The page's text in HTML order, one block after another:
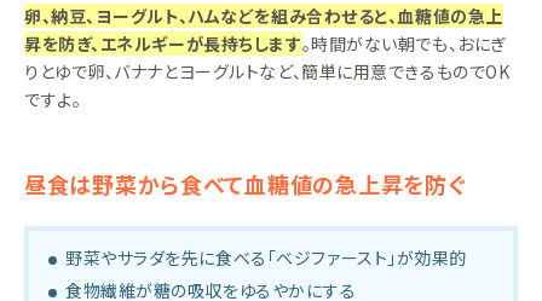
卵、納豆、ヨーグルト、ハムなどを組み合わせると、血糖値の急上
昇を防ぎ、エネルギーが長持ちします。時間がない朝でも、おにぎ
りとゆで卵、バナナとヨーグルトなど、簡単に用意できるものでOK
ですよ。
昼食は野菜から食べて血糖値の急上昇を防ぐ
野菜やサラダを先に食べる「ベジファースト」が効果的
食物繊維が糖の吸収をゆるやかにする